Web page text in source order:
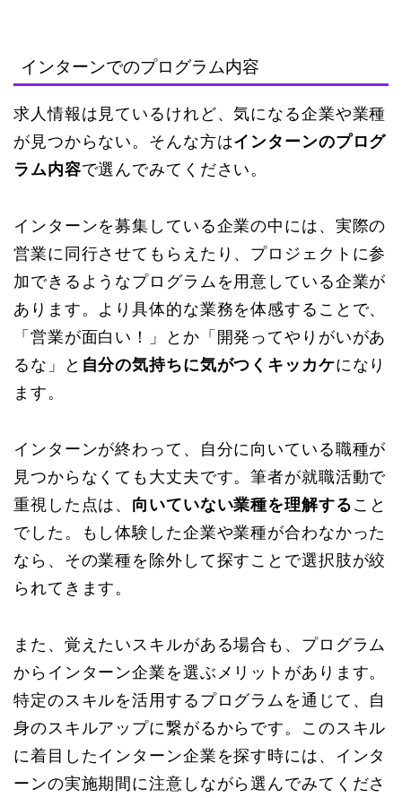
インターンでのプログラム内容
求人情報は見ているけれど、気になる企業や業種
が見つからない。そんな方はインターンのプログ
ラム内容で選んでみてください。
インターンを募集している企業の中には、実際の
営業に同行させてもらえたり、プロジェクトに参
加できるようなプログラムを用意している企業が
あります。より具体的な業務を体感することで、
「営業が面白い！」とか「開発ってやりがいがあ
るな」と 自分の気持ちに気がつくキッカケになり
ます。
インターンが終わって、自分に向いている職種が
見つからなくても大丈夫です。筆者が就職活動で
重視した点は、 向いていない業種を理解する こと
でした。もし体験した企業や業種が合わなかった
なら、その業種を除外して探すことで選択肢が絞
られてきます。
また、覚えたいスキルがある場合も、プログラム
からインターン企業を選ぶメリットがあります。
特定のスキルを活用するプログラムを通じて、自
身のスキルアップに繋がるからです。このスキル
に着目したインターン企業を探す時には、インタ
ーンの実施期間に注意しながら選んでみてくださ